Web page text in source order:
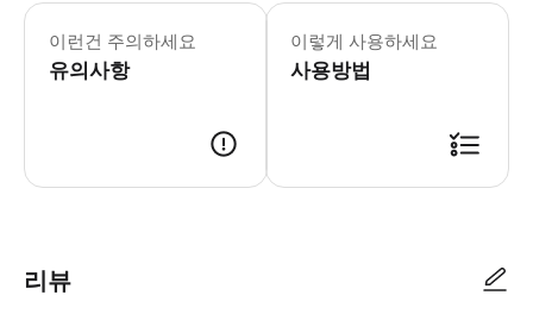
이런건 주의하세요
유의사항
사캬 사원은 티베트 불교 사캬파의 본
이렇게 사용하세요
사용방법
리뷰